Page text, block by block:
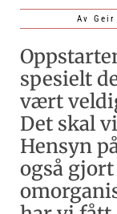
Av Geir
spesielt
vært
Det skal
Hensyn
også